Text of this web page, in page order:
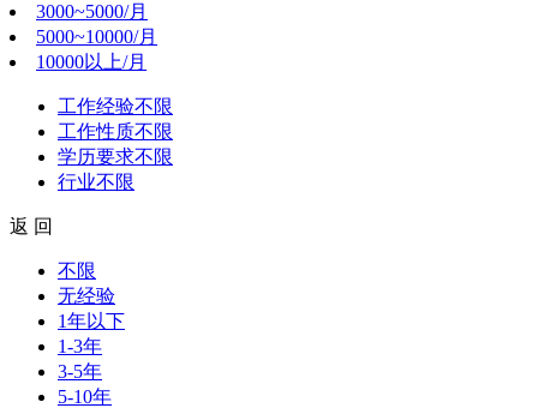
3000~5000/月
5000~10000/月
10000以上/月
工作经验不限
工作性质不限
学历要求不限
行业不限
返 回
不限
无经验
1年以下
1-3年
3-5年
5-10年